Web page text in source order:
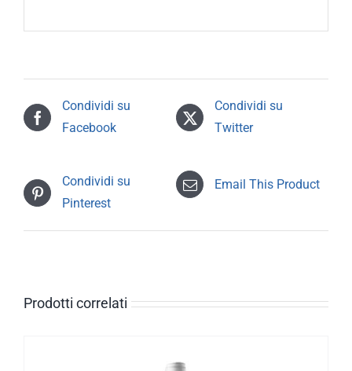
Condividi su
Facebook
Condividi su
Twitter
Condividi su
Pinterest
Email This Product
Prodotti correlati